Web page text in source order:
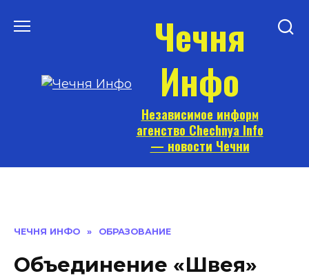
Чечня
Инфо
Независимое информ
агенство Chechnya Info
— новости Чечни
ЧЕЧНЯ ИНФО » ОБРАЗОВАНИЕ
Объединение «Швея»